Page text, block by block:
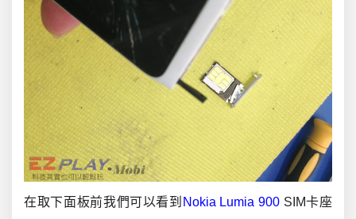
在取下面板前我們可以看到 Nokia Lumia 900 SIM卡座